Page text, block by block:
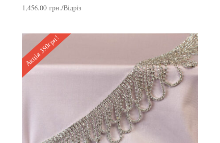
1,456.00 грн./Відріз
Акція 350грн!